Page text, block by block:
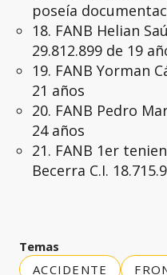
poseía
18. FANB Helian
29.812.899 de 19
19. FANB Yorman
21 años
20. FANB Pedro
24 años
21. FANB 1er
Becerra C.I.
Temas
ACCIDENTE